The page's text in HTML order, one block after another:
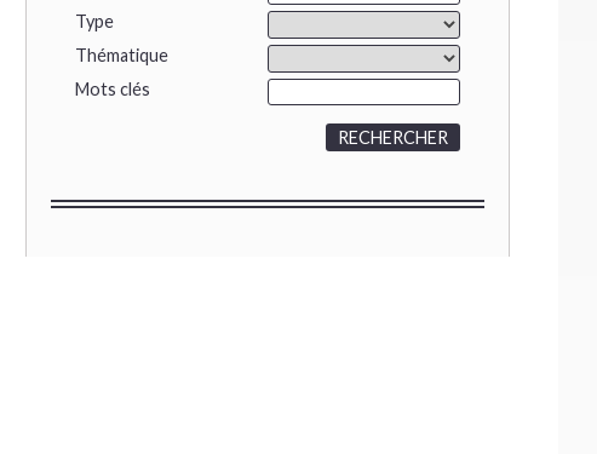
Type
Thématique
Mots clés